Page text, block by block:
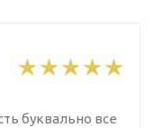
буквально все